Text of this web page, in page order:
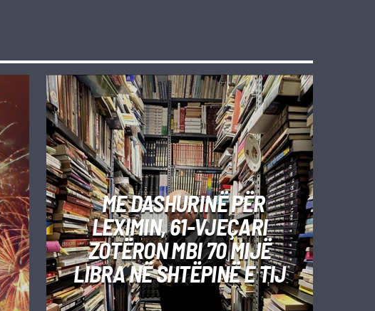
ME DASHURINË PËR
LEXIMIN, 61-VJEÇARI
ZOTËRON MBI 70 MIJË
LIBRA NË SHTËPINË E TIJ